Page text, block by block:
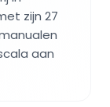
zijn 27
aan